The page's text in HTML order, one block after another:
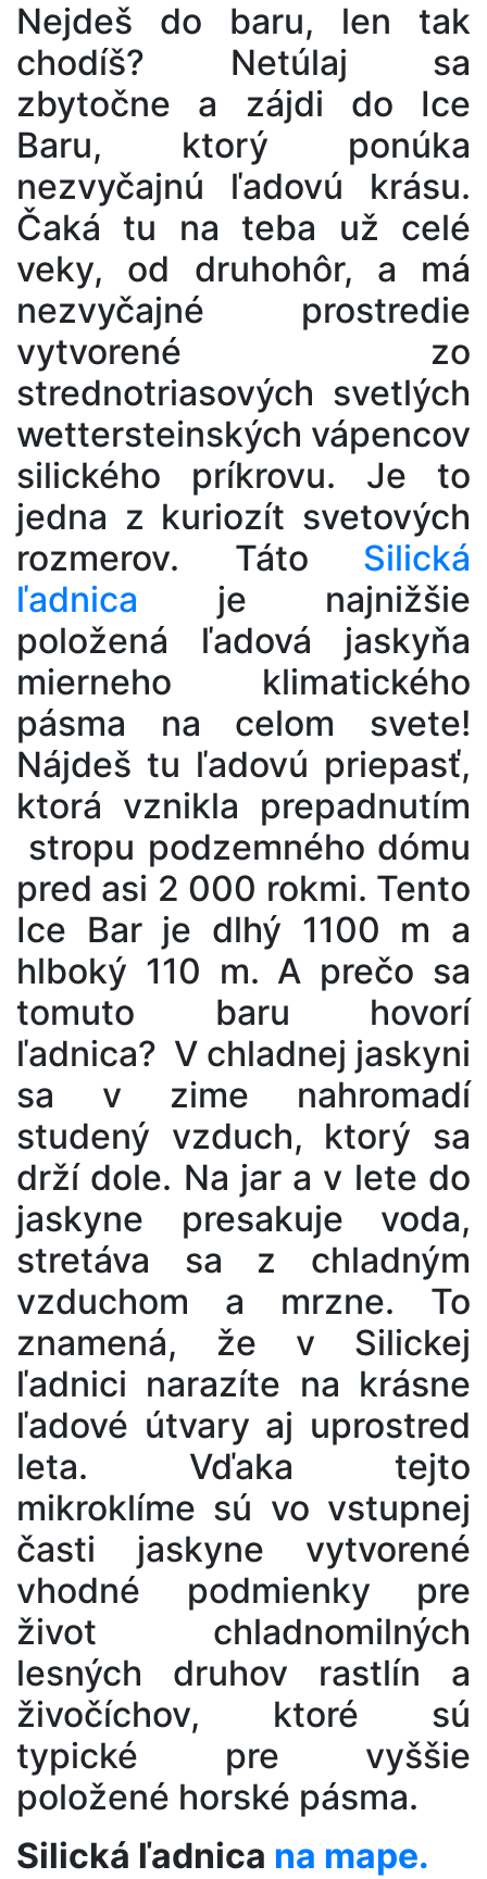
Nejdeš do baru, len tak
chodíš? Netúlaj sa
zbytočne a zájdi do Ice
Baru, ktorý ponúka
nezvyčajnú ľadovú krásu.
Čaká tu na teba už celé
veky, od druhohôr, a má
nezvyčajné prostredie
vytvorené zo
strednotriasových svetlých
wettersteinských vápencov
silického príkrovu. Je to
jedna z kuriozít svetových
rozmerov. Táto Silická
ľadnica je najnižšie
položená ľadová jaskyňa
mierneho klimatického
pásma na celom svete!
Nájdeš tu ľadovú priepasť,
ktorá vznikla prepadnutím
stropu podzemného dómu
pred asi 2 000 rokmi. Tento
Ice Bar je dlhý 1100 m a
hlboký 110 m. A prečo sa
tomuto baru hovorí
ľadnica? V chladnej jaskyni
sa v zime nahromadí
studený vzduch, ktorý sa
drží dole. Na jar a v lete do
jaskyne presakuje voda,
stretáva sa z chladným
vzduchom a mrzne. To
znamená, že v Silickej
ľadnici narazíte na krásne
ľadové útvary aj uprostred
leta. Vďaka tejto
mikroklíme sú vo vstupnej
časti jaskyne vytvorené
vhodné podmienky pre
život chladnomilných
lesných druhov rastlín a
živočíchov, ktoré sú
typické pre vyššie
položené horské pásma.
Silická ľadnica na mape.